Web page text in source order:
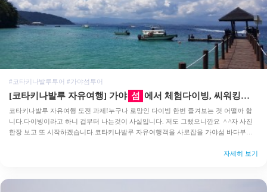
#코타키나발루투어 #가야섬투어
[코타키나발루 자유여행] 가야 섬 에서 체험다이빙, 씨워킹도 즐겨보자
코타키나발루 자유여행 도전 과제!누구나 로망인 다이빙 한번 즐겨보는 것 어떨까 합
니다.다이빙이라고 하니 겁부터 나는것이 사실입니다. 저도 그랬으니깐요 ^ ^자 사진
한장 보고 또 시작하겠습니다.코타키나발루 자유여행객을 사로잡을 가야섬 바다부터
자세히 보기